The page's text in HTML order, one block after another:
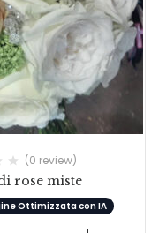
(0 review)
rose miste
Ottimizzata con IA